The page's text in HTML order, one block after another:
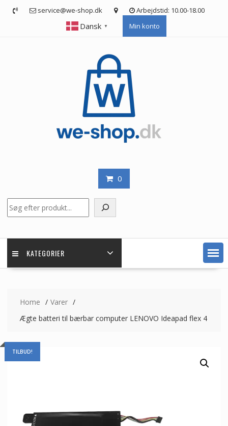
service@we-shop.dk Arbejdstid: 10.00-18.00
Dansk ▼ Min konto
0
KATEGORIER
Home
Varer
Ægte batteri til bærbar computer LENOVO Ideapad flex 4
TILBUD!